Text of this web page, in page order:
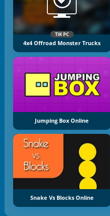
TIK PC
4x4 Offroad Monster Trucks
Jumping Box Online
Snake Vs Blocks Online